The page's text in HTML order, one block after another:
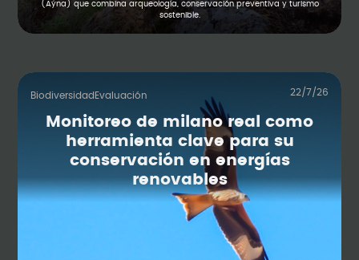
(Aýna) que combina arqueología, conservación preventiva y turismo
sostenible.
Biodiversidad Evaluación 22/7/26
Monitoreo de milano real como
herramienta clave para su
conservación en energías
renovables